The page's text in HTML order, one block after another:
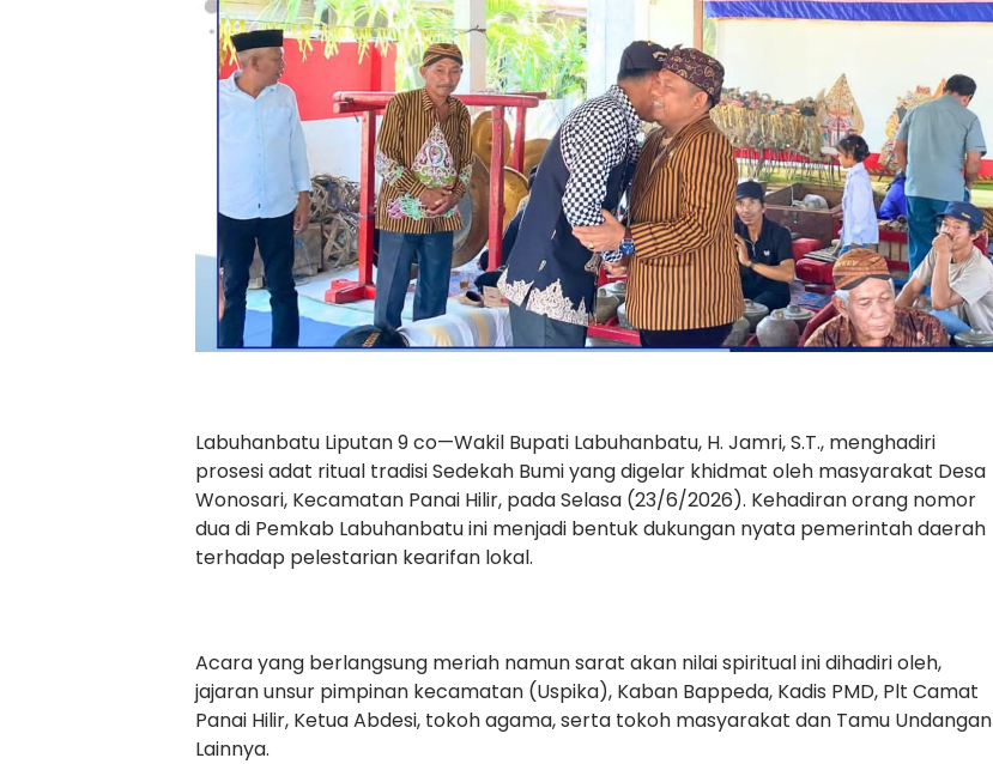
Labuhanbatu Liputan 9 co—Wakil Bupati Labuhanbatu, H. Jamri, S.T., menghadiri
prosesi adat ritual tradisi Sedekah Bumi yang digelar khidmat oleh masyarakat Desa
Wonosari, Kecamatan Panai Hilir, pada Selasa (23/6/2026). Kehadiran orang nomor
dua di Pemkab Labuhanbatu ini menjadi bentuk dukungan nyata pemerintah daerah
terhadap pelestarian kearifan lokal.
Acara yang berlangsung meriah namun sarat akan nilai spiritual ini dihadiri oleh,
jajaran unsur pimpinan kecamatan (Uspika), Kaban Bappeda, Kadis PMD, Plt Camat
Panai Hilir, Ketua Abdesi, tokoh agama, serta tokoh masyarakat dan Tamu Undangan
Lainnya.